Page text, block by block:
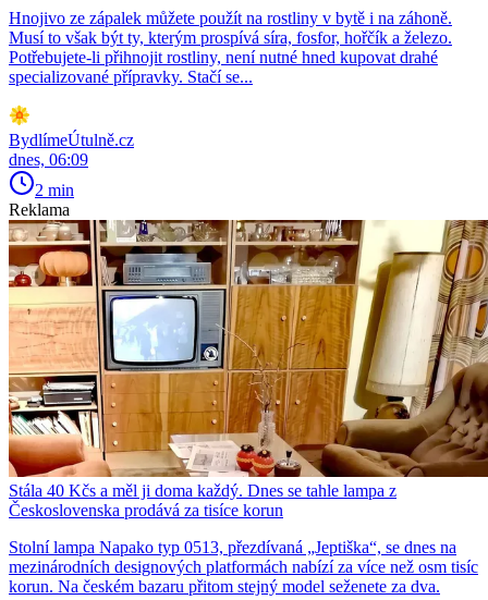
Hnojivo ze zápalek můžete použít na rostliny v bytě i na záhoně.
Musí to však být ty, kterým prospívá síra, fosfor, hořčík a železo.
Potřebujete-li přihnojit rostliny, není nutné hned kupovat drahé
specializované přípravky. Stačí se...
BydlímeÚtulně.cz
dnes, 06:09
2 min
Reklama
Stála 40 Kčs a měl ji doma každý. Dnes se tahle lampa z
Československa prodává za tisíce korun
Stolní lampa Napako typ 0513, přezdívaná „Jeptiška“, se dnes na
mezinárodních designových platformách nabízí za více než osm tisíc
korun. Na českém bazaru přitom stejný model seženete za dva.